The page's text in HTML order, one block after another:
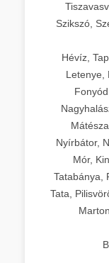
Szikszó,
Hévíz,
Letenye,
Nyírbátor,
Mór,
Tatabánya,
Tata,